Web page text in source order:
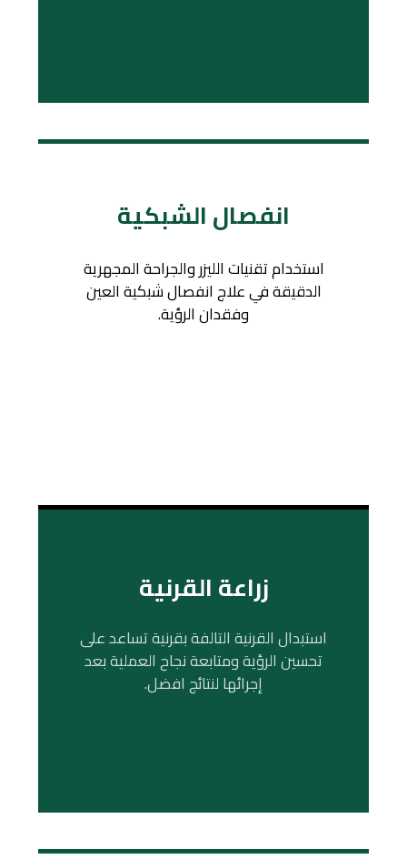
انفصال الشبكية
استخدام تقنيات الليزر والجراحة المجهرية
الدقيقة في علاج انفصال شبكية العين
وفقدان الرؤية.
زراعة القرنية
استبدال القرنية التالفة بقرنية تساعد على
تحسين الرؤية ومتابعة نجاح العملية بعد
إجرائها لنتائج افضل.